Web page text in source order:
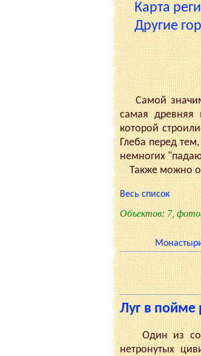
Карта
Другие
Самой
самая древняя
которой
Глеба перед
немногих
Также можно
Весь список
Объектов: 7,
Луг в пойме
Один из
нетронутых